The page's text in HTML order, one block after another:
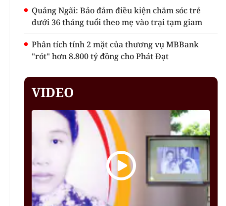
Quảng Ngãi: Bảo đảm điều kiện chăm sóc trẻ
dưới 36 tháng tuổi theo mẹ vào trại tạm giam
Phân tích tính 2 mặt của thương vụ MBBank
"rót" hơn 8.800 tỷ đồng cho Phát Đạt
VIDEO